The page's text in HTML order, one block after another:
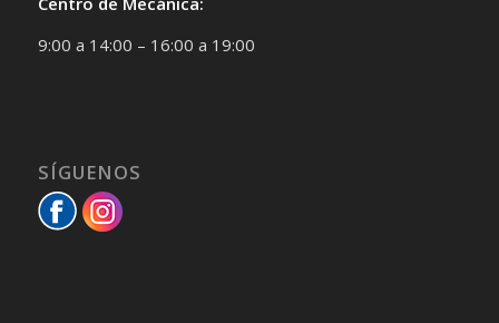
9:00 a 14:00 – 16:00 a 19:00
SÍGUENOS